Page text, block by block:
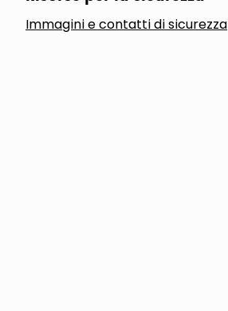
Immagini e contatti di sicurezza